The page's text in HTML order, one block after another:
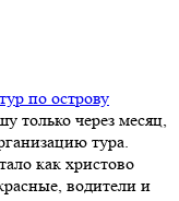
по острову
через месяц,
тура.
как христово
водители и